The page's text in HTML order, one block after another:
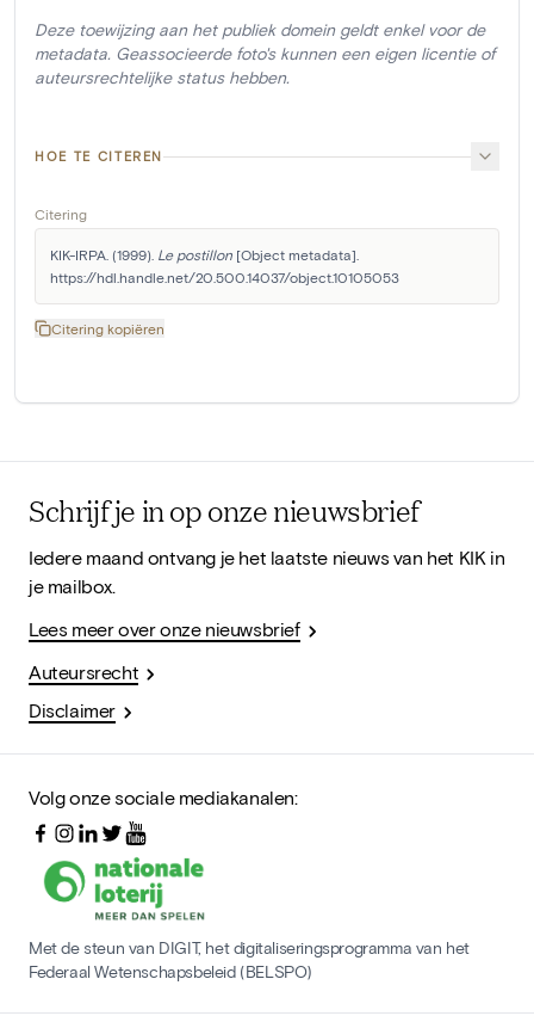
Deze toewijzing aan het publiek domein geldt enkel voor de
metadata. Geassocieerde foto's kunnen een eigen licentie of
auteursrechtelijke status hebben.
HOE TE CITEREN
Citering
KIK-IRPA. (1999). Le postillon [Object metadata].
https://hdl.handle.net/20.500.14037/object.10105053
Citering kopiëren
Schrijf je in op onze nieuwsbrief
Iedere maand ontvang je het laatste nieuws van het KIK in
je mailbox.
Lees meer over onze nieuwsbrief
Auteursrecht
Disclaimer
Volg onze sociale mediakanalen:
Met de steun van DIGIT, het digitaliseringsprogramma van het
Federaal Wetenschapsbeleid (BELSPO)